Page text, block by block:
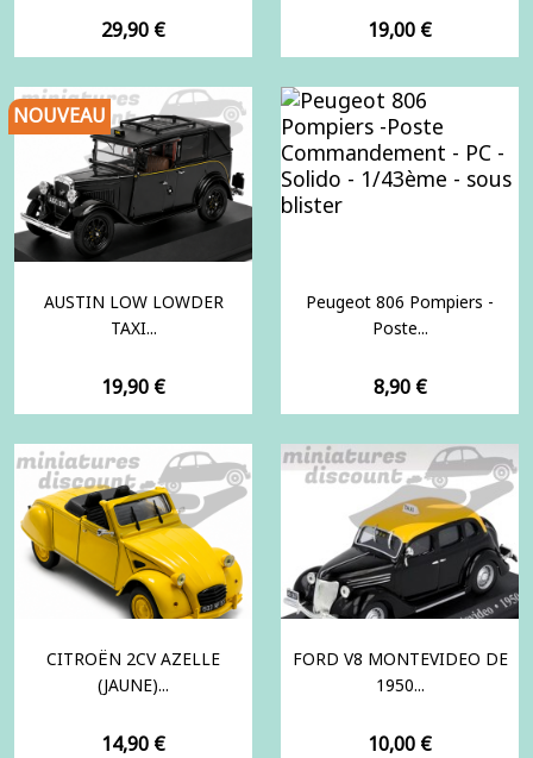
Prix
29,90 € Prix
19,00 €
AUSTIN LOW LOWDER
TAXI...
Prix
19,90 €
NOUVEAU
Peugeot 806 Pompiers -
Poste...
Prix
8,90 €
CITROËN 2CV AZELLE
(JAUNE)...
Prix
14,90 €
FORD V8 MONTEVIDEO DE
1950...
Prix
10,00 €